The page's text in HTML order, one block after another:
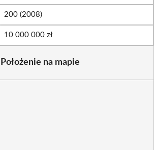
200 (2008)
10 000 000 zł
Położenie na mapie